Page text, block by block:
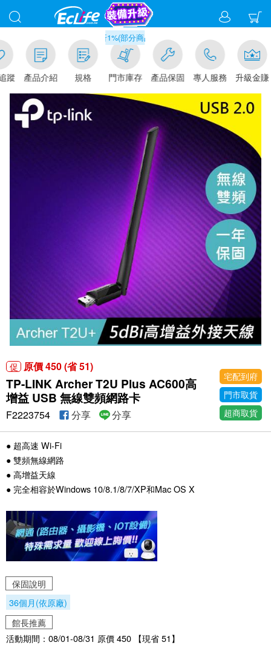
蹤 產品介紹 規格
滿千元門市取貨現折1%(部分商品不適用)-請點我看
門市庫存 產品保固 專人服務 升級金賺
促 原價 450 (省 51)
TP-LINK Archer T2U Plus AC600高
增益 USB 無線雙頻網路卡
宅配到府
門市取貨
超商取貨
F2223754 分享 分享
● 超高速 Wi-Fi
● 雙頻無線網路
● 高增益天線
● 完全相容於Windows 10/8.1/8/7/XP和Mac OS X
保固說明
36個月(依原廠)
館長推薦
活動期間：08/01-08/31 原價 450 【現省 51】